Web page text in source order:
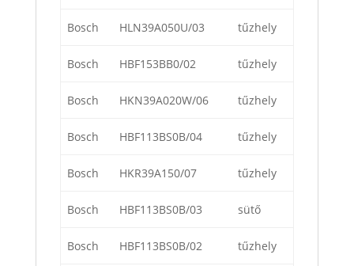
Bosch HLN39A050U/03 tűzhely
Bosch HBF153BB0/02 tűzhely
Bosch HKN39A020W/06 tűzhely
Bosch HBF113BS0B/04 tűzhely
Bosch HKR39A150/07 tűzhely
Bosch HBF113BS0B/03 sütő
Bosch HBF113BS0B/02 tűzhely